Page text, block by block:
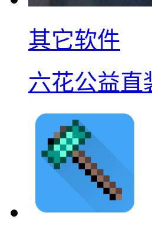
其它软件
六花公益直